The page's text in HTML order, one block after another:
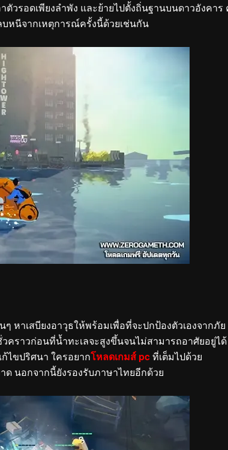
วรอดเพียงลำพัง และย้ายไปตั้งถิ่นฐานบนดาวอังคาร
บหนีจากเหตุการณ์ครั้งนี้ด้วยเช่นกัน
หาเสบียงอาวุธให้พร้อมเพื่อที่จะปกป้องตัวเองจากภัย
ราวก่อนที่น้ำทะเลจะสูงขึ้นจนไม่สามารถอาศัยอยู่ได้
ไขปริศนา ใครอยากโหลดเกมส์ pcที่เต็มไปด้วย
นอกจากนี้ยังรองรับภาษาไทยอีกด้วย